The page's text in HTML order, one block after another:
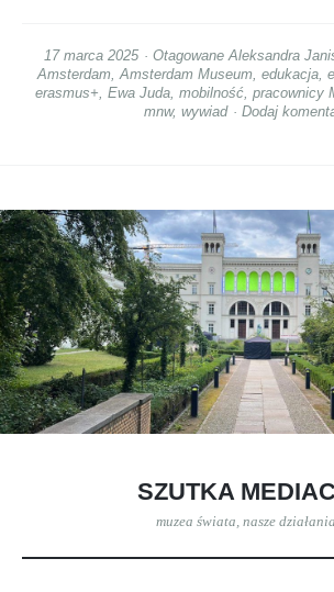
17 marca 2025 OtagowaneAleksandra
Amsterdam,Amsterdam Museum, edukacja,
erasmus+, Ewa Juda, mobilność, pracownicy
mnw, wywiad Dodaj
SZUTKA
muzea świata, nasze działania